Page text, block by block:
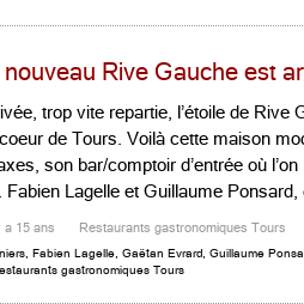
Rive Gauche est
trop vite repartie, l’étoile de Rive
de Tours. Voilà cette maison
son bar/comptoir d’entrée où
Lagelle et Guillaume Ponsard,
a 15 ans Restaurants gastronomiques Tours
Fabien Lagelle Gaëtan Evrard Guillaume
gastronomiques Tours